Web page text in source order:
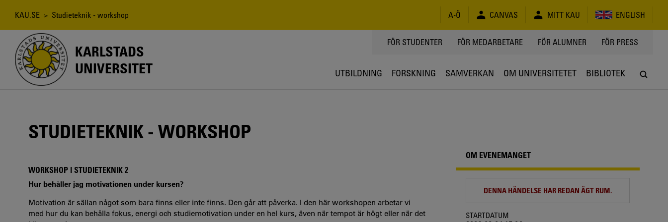
Länkstig
KAU.SE > Studieteknik - workshop A-Ö CANVAS MITT KAU ENGLISH
KARLSTADS
UNIVERSITET
TOPPMENY
FÖR STUDENTER FÖR MEDARBETARE FÖR ALUMNER FÖR PRESS
UTBILDNING FORSKNING SAMVERKAN OM UNIVERSITETET BIBLIOTEK
STUDIETEKNIK - WORKSHOP
WORKSHOP I STUDIETEKNIK 2
Hur behåller jag motivationen under kursen?
Motivation är sällan något som bara finns eller inte finns. Den går att påverka. I den här workshopen arbetar vi
med hur du kan behålla fokus, energi och studiemotivation under en hel kurs, även när tempot är högt eller när det
OM EVENEMANGET
DENNA HÄNDELSE HAR REDAN ÄGT RUM.
STARTDATUM